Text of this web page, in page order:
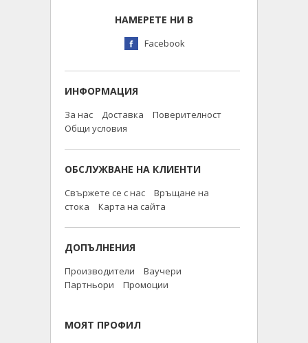
НАМЕРЕТЕ НИ В
Facebook
ИНФОРМАЦИЯ
За нас Доставка
Поверителност
Общи условия
ОБСЛУЖВАНЕ НА КЛИЕНТИ
Свържете се с нас
Връщане на
стока
Карта на сайта
ДОПЪЛНЕНИЯ
Производители
Ваучери
Партньори
Промоции
МОЯТ ПРОФИЛ